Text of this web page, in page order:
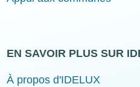
EN SAVOIR PLUS SUR
À propos d'IDELUX